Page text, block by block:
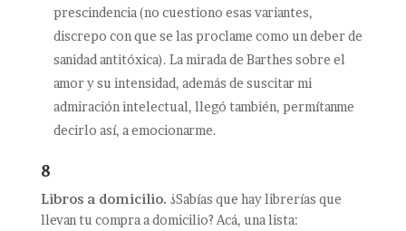
prescindencia (no cuestiono esas variantes,
discrepo con que se las proclame como un deber de
sanidad antitóxica). La mirada de Barthes sobre el
amor y su intensidad, además de suscitar mi
admiración intelectual, llegó también, permítanme
decirlo así, a emocionarme.
8
Libros a domicilio. ¿Sabías que hay librerías que
llevan tu compra a domicilio? Acá, una lista: